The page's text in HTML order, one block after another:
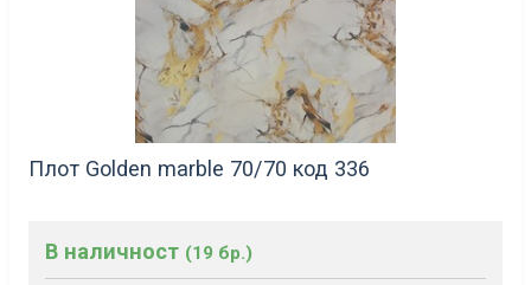
Плот Golden marble 70/70 код 336
В наличност (19 бр.)